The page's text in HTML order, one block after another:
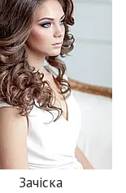
Зачіска